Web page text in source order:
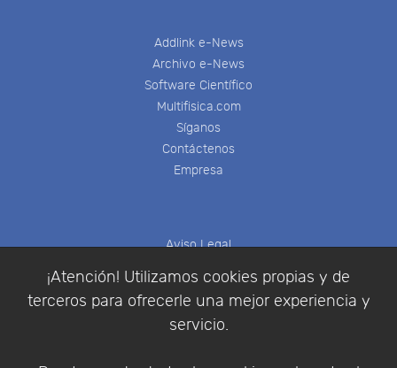
¡Atención! Utilizamos cookies propias y de
terceros para ofrecerle una mejor experiencia y
servicio.
Addlink e-News
Archivo e-News
Software Científico
Multifisica.com
Síganos
Contáctenos
Empresa
Aviso Legal
Política de Privacidad
Condiciones de compra
Identificarse